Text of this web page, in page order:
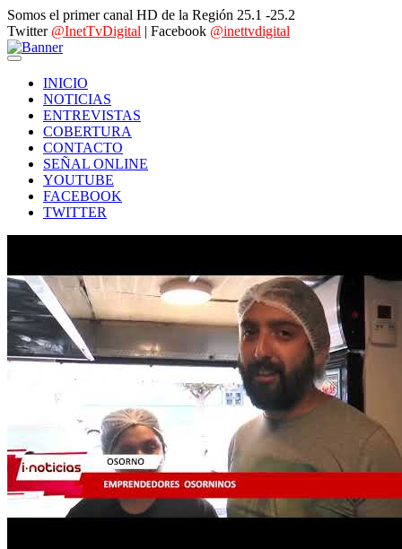
Somos el primer canal HD de la Región 25.1 -25.2
Twitter @InetTvDigital | Facebook @inettvdigital
INICIO
NOTICIAS
ENTREVISTAS
COBERTURA
CONTACTO
SEÑAL ONLINE
YOUTUBE
FACEBOOK
TWITTER